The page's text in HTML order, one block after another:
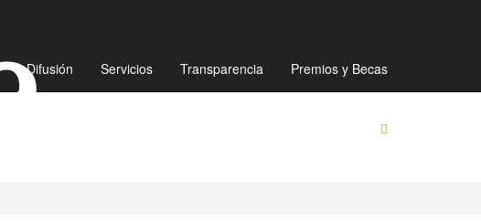
Difusión Servicios Transparencia Premios y Becas
Mapa de sitio Directorio Preguntas Frecuentes